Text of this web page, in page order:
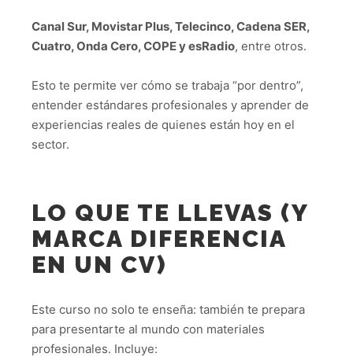
Canal Sur, Movistar Plus, Telecinco, Cadena SER,
Cuatro, Onda Cero, COPE y esRadio, entre otros.
Esto te permite ver cómo se trabaja “por dentro”,
entender estándares profesionales y aprender de
experiencias reales de quienes están hoy en el
sector.
LO QUE TE LLEVAS (Y
MARCA DIFERENCIA
EN UN CV)
Este curso no solo te enseña: también te prepara
para presentarte al mundo con materiales
profesionales. Incluye: